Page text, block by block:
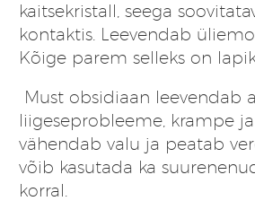
kaitsekristall, seega
kontaktis. Leevendab
Kõige parem selleks on lapik
Must obsidiaan leevendab
liigeseprobleeme, krampe ja
vähendab valu ja peatab
võib kasutada ka
korral.